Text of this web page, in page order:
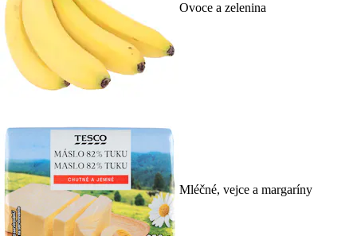
Ovoce a zelenina
Mléčné, vejce a margaríny